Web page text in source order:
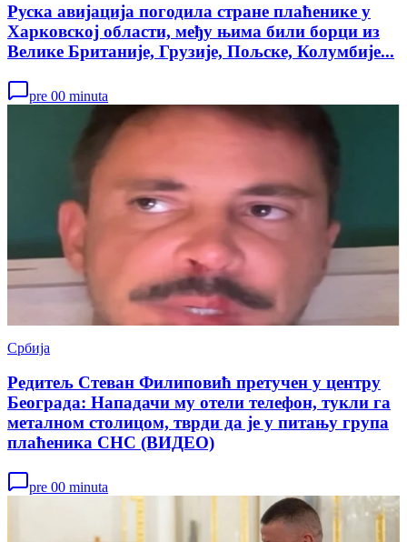
Руска авијација погодила стране плаћенике у
Харковској области, међу њима били борци из
Велике Британије, Грузије, Пољске, Колумбије...
pre 00 minuta
Србија
Редитељ Стеван Филиповић претучен у центру
Београда: Нападачи му отели телефон, тукли га
металном столицом, тврди да је у питању група
плаћеника СНС (ВИДЕО)
pre 00 minuta